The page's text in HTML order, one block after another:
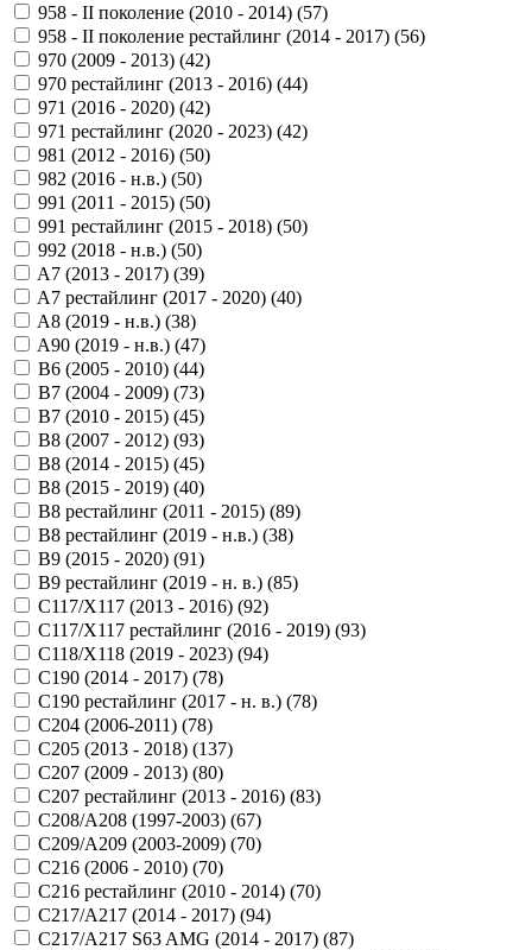
958 - II поколение (2010 - 2014) (57)
958 - II поколение рестайлинг (2014 - 2017) (56)
970 (2009 - 2013) (42)
970 рестайлинг (2013 - 2016) (44)
971 (2016 - 2020) (42)
971 рестайлинг (2020 - 2023) (42)
981 (2012 - 2016) (50)
982 (2016 - н.в.) (50)
991 (2011 - 2015) (50)
991 рестайлинг (2015 - 2018) (50)
992 (2018 - н.в.) (50)
A7 (2013 - 2017) (39)
A7 рестайлинг (2017 - 2020) (40)
A8 (2019 - н.в.) (38)
A90 (2019 - н.в.) (47)
B6 (2005 - 2010) (44)
B7 (2004 - 2009) (73)
B7 (2010 - 2015) (45)
B8 (2007 - 2012) (93)
B8 (2014 - 2015) (45)
B8 (2015 - 2019) (40)
B8 рестайлинг (2011 - 2015) (89)
B8 рестайлинг (2019 - н.в.) (38)
B9 (2015 - 2020) (91)
B9 рестайлинг (2019 - н. в.) (85)
C117/X117 (2013 - 2016) (92)
C117/X117 рестайлинг (2016 - 2019) (93)
C118/X118 (2019 - 2023) (94)
C190 (2014 - 2017) (78)
C190 рестайлинг (2017 - н. в.) (78)
C204 (2006-2011) (78)
C205 (2013 - 2018) (137)
C207 (2009 - 2013) (80)
C207 рестайлинг (2013 - 2016) (83)
C208/A208 (1997-2003) (67)
C209/A209 (2003-2009) (70)
C216 (2006 - 2010) (70)
C216 рестайлинг (2010 - 2014) (70)
C217/A217 (2014 - 2017) (94)
C217/A217 S63 AMG (2014 - 2017) (87)